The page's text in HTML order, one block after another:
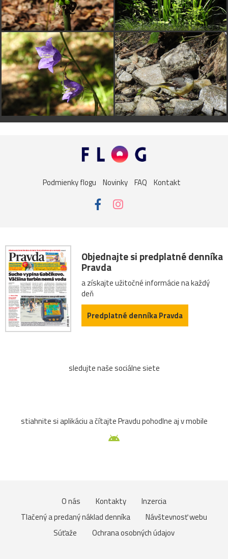
Podmienky flogu Novinky FAQ Kontakt
Objednajte si predplatné denníka
Pravda
a získajte užitočné informácie na každý
deň
Predplatné denníka Pravda
sledujte naše sociálne siete
stiahnite si aplikáciu a čítajte Pravdu pohodlne aj v mobile
O nás Kontakty
Inzercia
Tlačený a predaný náklad denníka
Návštevnosť webu
Súťaže
Ochrana osobných údajov